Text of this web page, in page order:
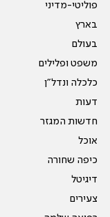
פוליטי-מדיני
בארץ
בעולם
משפט ופלילים
כלכלה ונדל"ן
דעות
חדשות המגזר
אוכל
כיפה שחורה
דיגיטל
צעירים